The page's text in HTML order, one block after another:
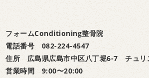
フォームConditioning整骨院
電話番号 082-224-4547
住所 広島県広島市中区八丁堀6-7 チュリ
営業時間 9:00〜20:00